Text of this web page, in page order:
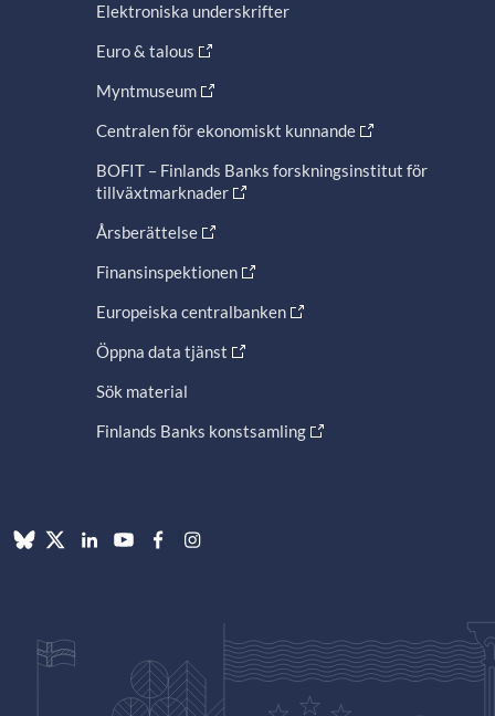
Elektroniska underskrifter
Euro & talous
Myntmuseum
Centralen för ekonomiskt kunnande
BOFIT – Finlands Banks forskningsinstitut för
tillväxtmarknader
Årsberättelse
Finansinspektionen
Europeiska centralbanken
Öppna data tjänst
Sök material
Finlands Banks konstsamling